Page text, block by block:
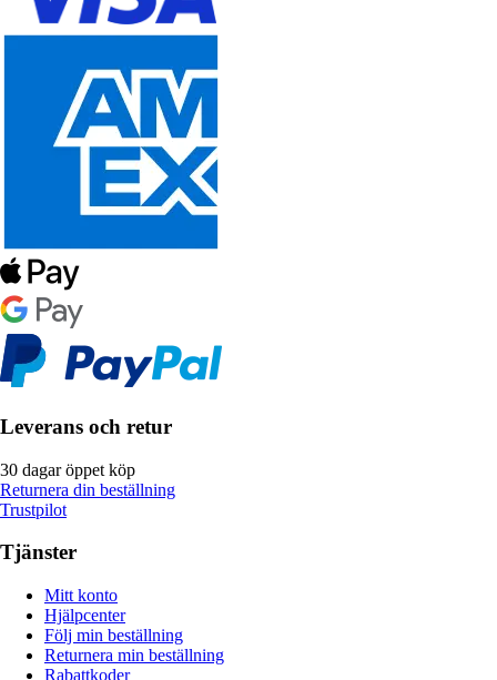
Leverans och retur
30 dagar öppet köp
Returnera din beställning
Trustpilot
Tjänster
Mitt konto
Hjälpcenter
Följ min beställning
Returnera min beställning
Rabattkoder